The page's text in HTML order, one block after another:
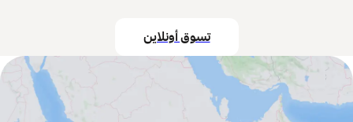
تسوق أونلاين